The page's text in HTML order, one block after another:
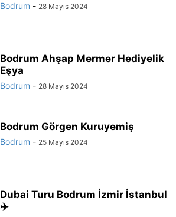
Bodrum - 28 Mayıs 2024
Bodrum Ahşap Mermer Hediyelik
Eşya
Bodrum - 28 Mayıs 2024
Bodrum Görgen Kuruyemiş
Bodrum - 25 Mayıs 2024
Dubai Turu Bodrum İzmir İstanbul
✈️